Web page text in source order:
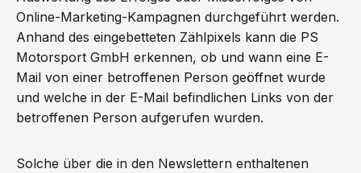
Online-Marketing-Kampagnen durchgeführt werden.
Anhand des eingebetteten Zählpixels kann die PS
Motorsport GmbH erkennen, ob und wann eine E-
Mail von einer betroffenen Person geöffnet wurde
und welche in der E-Mail befindlichen Links von der
betroffenen Person aufgerufen wurden.
Solche über die in den Newslettern enthaltenen